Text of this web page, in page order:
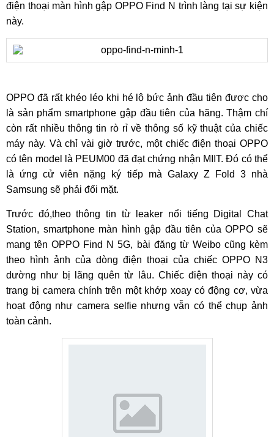
điện thoại màn hình gập OPPO Find N trình làng tại sự kiện
này.
OPPO đã rất khéo léo khi hé lộ bức ảnh đầu tiên được cho
là sản phẩm smartphone gập đầu tiên của hãng. Thậm chí
còn rất nhiều thông tin rò rỉ về thông số kỹ thuật của chiếc
máy này. Và chỉ vài giờ trước, một chiếc điện thoại OPPO
có tên model là PEUM00 đã đạt chứng nhận MIIT. Đó có thể
là ứng cử viên nặng ký tiếp mà Galaxy Z Fold 3 nhà
Samsung sẽ phải đối mặt.
Trước đó,theo thông tin từ leaker nổi tiếng Digital Chat
Station, smartphone màn hình gập đầu tiên của OPPO sẽ
mang tên OPPO Find N 5G, bài đăng từ Weibo cũng kèm
theo hình ảnh của dòng điện thoại của chiếc OPPO N3
dường như bị lãng quên từ lâu. Chiếc điện thoại này có
trang bị camera chính trên một khớp xoay có động cơ, vừa
hoạt động như camera selfie nhưng vẫn có thể chụp ảnh
toàn cảnh.